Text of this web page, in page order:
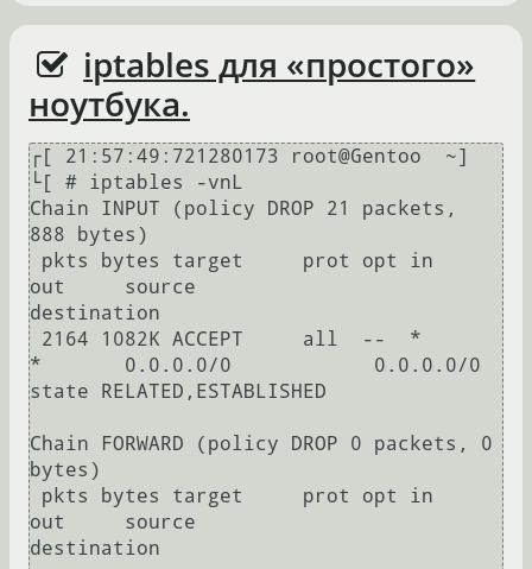
iptables для «простого»
ноутбука.
┌[ 21:57:49:721280173 root@Gentoo  ~]
└[ # iptables -vnL
Chain INPUT (policy DROP 21 packets,
888 bytes)
out     source
destination
*       0.0.0.0/0            0.0.0.0/0
state RELATED,ESTABLISHED
Chain FORWARD (policy DROP 0 packets, 0
bytes)
out     source
destination